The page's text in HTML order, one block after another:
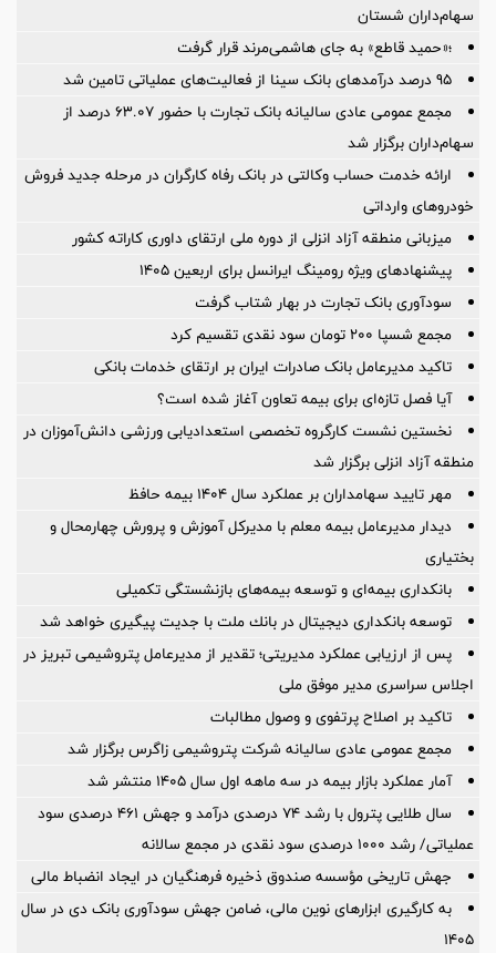
سهام‌داران شستان
؛«حمید قاطع» به جای هاشمی‌مرند قرار گرفت
95 درصد درآمدهای بانک سینا از فعالیت‌های عملیاتی تامین شد
مجمع عمومی عادی سالیانه بانک تجارت با حضور ۶۳.۰۷ درصد از
سهام‌داران برگزار شد
ارائه خدمت حساب وکالتی در بانک رفاه کارگران در مرحله جدید فروش
خودروهای وارداتی
میزبانی منطقه آزاد انزلی از دوره ملی ارتقای داوری كاراته كشور
پیشنهادهای ویژه رومینگ ایرانسل برای اربعین ۱۴۰۵
سودآوری بانک تجارت در بهار شتاب گرفت
مجمع شسپا 200 تومان سود نقدی تقسیم کرد
تاکید مدیرعامل بانک صادرات ایران بر ارتقای خدمات بانکی
آیا فصل تازه‌ای برای بیمه تعاون آغاز شده است؟
نخستین نشست كارگروه تخصصی استعدادیابی ورزشی دانش‌آموزان در
منطقه آزاد انزلی برگزار شد
مهر تایید سهامداران بر عملكرد سال ۱۴۰۴ بیمه حافظ
دیدار مدیرعامل بیمه معلم با مدیرکل آموزش و پرورش چهارمحال و
بختیاری
بانکداری بیمه‌ای و توسعه بیمه‌های بازنشستگی تکمیلی
توسعه بانكداری دیجیتال در بانك ملت با جدیت پیگیری خواهد شد
پس از ارزیابی عملکرد مدیریتی؛ تقدیر از مدیرعامل پتروشیمی تبریز در
اجلاس سراسری مدیر موفق ملی
تاکید بر اصلاح پرتفوی و وصول مطالبات
مجمع عمومی عادی سالیانه شرکت پتروشیمی زاگرس برگزار شد
آمار عملكرد بازار بیمه در سه ماهه اول سال 1405 منتشر شد
سال طلایی پترول با رشد ۷۴ درصدی درآمد و جهش ۴۶۱ درصدی سود
عملیاتی/ رشد ۱۰۰۰ درصدی سود نقدی در مجمع سالانه
جهش تاریخی مؤسسه صندوق ذخیره فرهنگیان در ایجاد انضباط مالی
به کارگیری ابزارهای نوین مالی، ضامن جهش سودآوری بانک دی در سال
۱۴۰۵